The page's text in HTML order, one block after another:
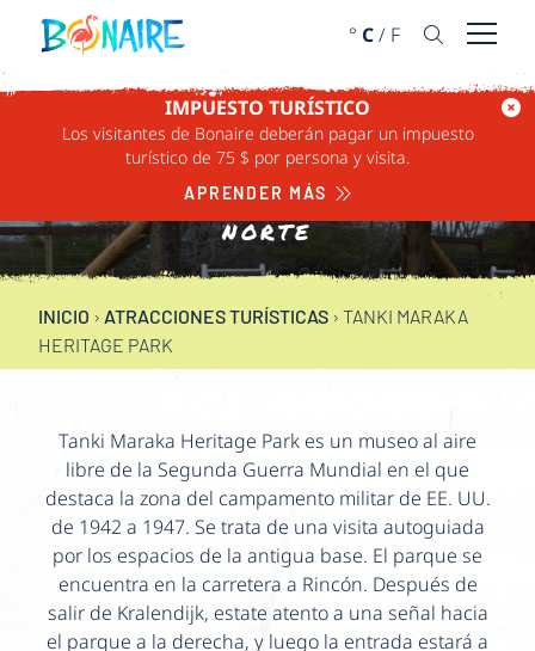
IR AL CONTENIDO
° C/ F Abrir
IMPUESTO TURÍSTICO
Los visitantes de Bonaire deberán pagar un impuesto
turístico de 75 $ por persona y visita.
APRENDER MÁS
TANKI MARAKA
HERITAGE PARK
NORTE
INICIO › ATRACCIONES TURÍSTICAS › TANKI MARAKA
HERITAGE PARK
Tanki Maraka Heritage Park es un museo al aire
libre de la Segunda Guerra Mundial en el que
destaca la zona del campamento militar de EE. UU.
de 1942 a 1947. Se trata de una visita autoguiada
por los espacios de la antigua base. El parque se
encuentra en la carretera a Rincón. Después de
salir de Kralendijk, estate atento a una señal hacia
el parque a la derecha, y luego la entrada estará a